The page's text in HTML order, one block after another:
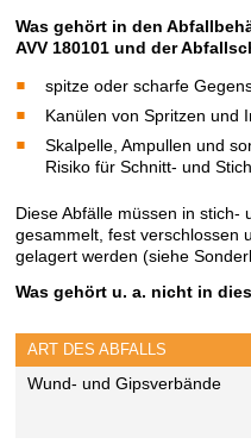
Was gehört in den
AVV 180101 und der
spitze oder scharfe
Kanülen von Spritzen und
Skalpelle, Ampullen und
Risiko für Schnitt- und
Diese Abfälle müssen in stich-
gesammelt, fest verschlossen
gelagert werden (siehe
Was gehört u. a. nicht in
ART DES ABFALLS
Wund- und Gipsverbände